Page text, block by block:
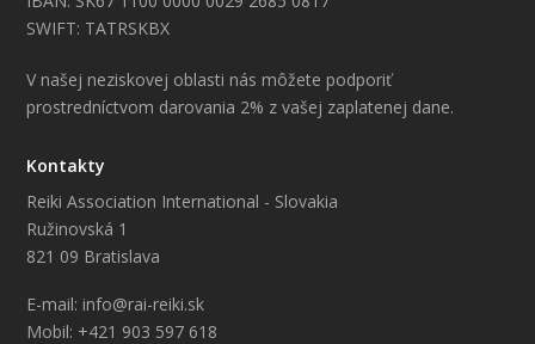
SWIFT: TATRSKBX
V našej neziskovej oblasti nás môžete podporiť
prostredníctvom darovania 2% z vašej zaplatenej dane.
Kontakty
Reiki Association International - Slovakia
Ružinovská 1
821 09 Bratislava
E-mail: info@rai-reiki.sk
Mobil: +421 903 597 618